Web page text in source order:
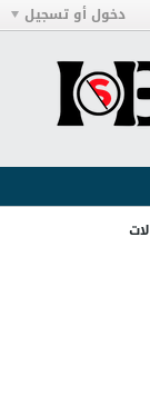
دخول أو تسجيل